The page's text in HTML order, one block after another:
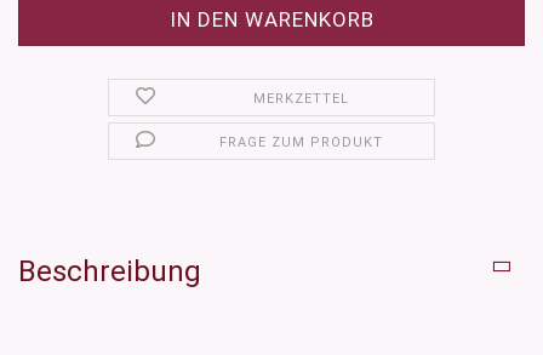
MERKZETTEL
FRAGE ZUM PRODUKT
Beschreibung